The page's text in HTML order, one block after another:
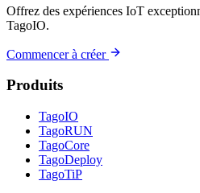
Offrez des expériences IoT
TagoIO.
Commencer à créer
Produits
TagoIO
TagoRUN
TagoCore
TagoDeploy
TagoTiP